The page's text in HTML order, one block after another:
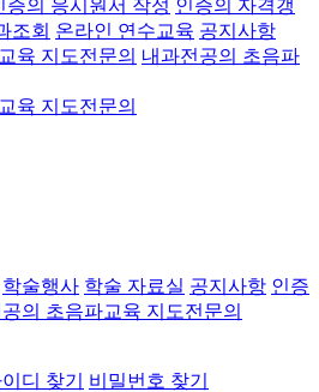
증의 응시원서 작성 인증의 자격갱
조회 온라인 연수교육 공지사항
육 지도전문의 내과전공의 초음파
육 지도전문의
학술행사 학술 자료실 공지사항 인증
의 초음파교육 지도전문의
디 찾기 비밀번호 찾기